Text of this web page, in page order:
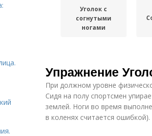
Уголок с
согнутыми
ногами
Упражнение
При должном уровне
Сидя на полу спортсмен
землей. Ноги во время
в коленях считается ошибкой).